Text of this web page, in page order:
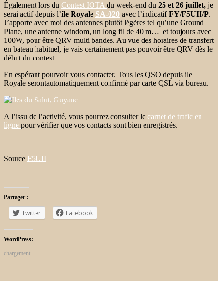
Également lors du Contest IOTA du week-end du 25 et 26 juillet, je
serai actif depuis l’ile Royale SA-020 avec l’indicatifFY/F5UII/P.
J’apporte avec moi des antennes plutôt légères tel qu’une Ground
Plane, une antenne windom, un long fil de 40 m… et toujours avec
100W, pour être QRV multi bandes. Au vue des horaires de transfert
en bateau habituel, je vais certainement pas pouvoir être QRV dès le
début du contest….
En espérant pourvoir vous contacter. Tous les QSO depuis ile
Royale serontautomatiquement confirmé par carte QSL via bureau.
A l’issu de l’activité, vous pourrez consulter le carnet de trafic en
ligne pour vérifier que vos contacts sont bien enregistrés.
Source F5UII
Partager :
Twitter Facebook
WordPress:
chargement…